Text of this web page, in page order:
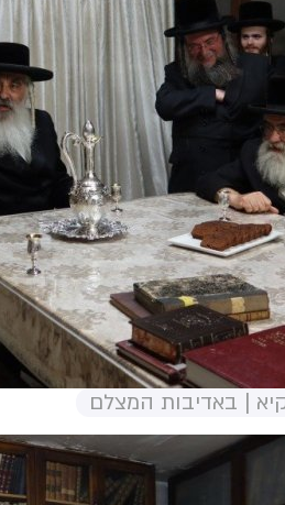
| באדיבות המצלם